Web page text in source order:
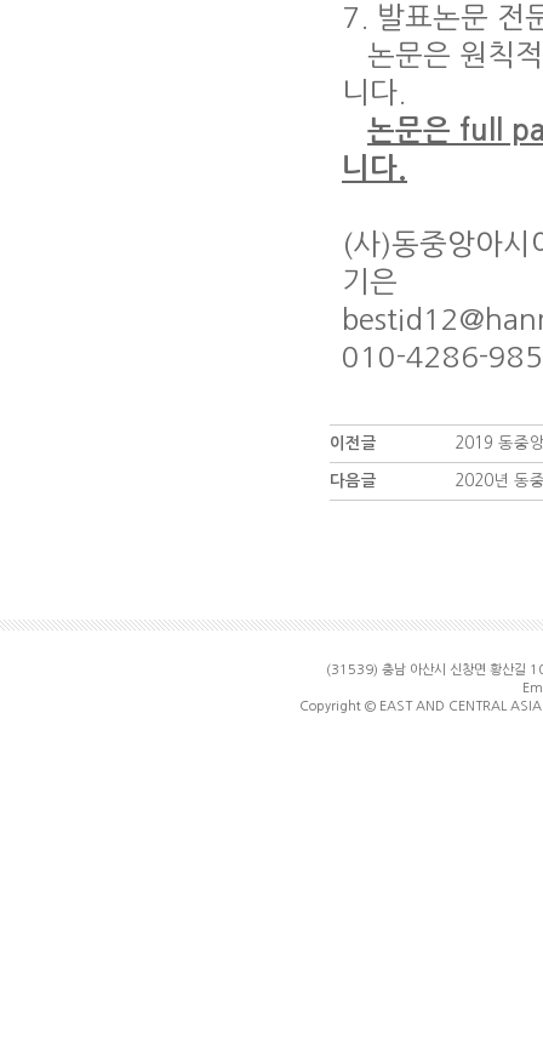
7. 발표논문
논문은 원칙
니다.
논문은 full
니다.
(사)동중앙아
기은
010-4286-
이전글 2019 동중
다음글 2020년 동
(31539) 충남 아산시 신창면 황산
Copyright © EAST AND CENTRAL